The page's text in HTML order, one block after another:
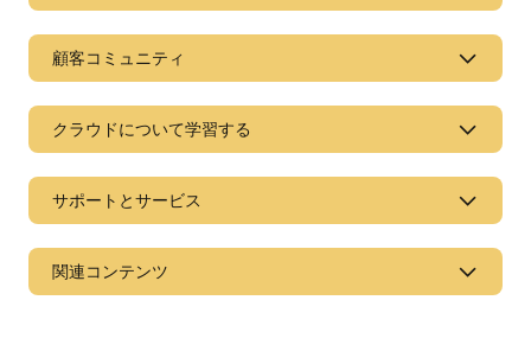
顧客コミュニティ
クラウドについて学習する
サポートとサービス
関連コンテンツ